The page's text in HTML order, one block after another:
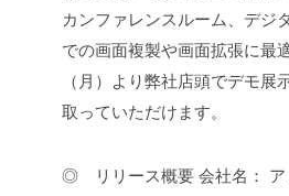
カンファレンスルーム、デジ
での画面複製や画面拡張に最
（月）より弊社店頭でデモ展
取っていただけます。
◎ リリース概要 会社名：